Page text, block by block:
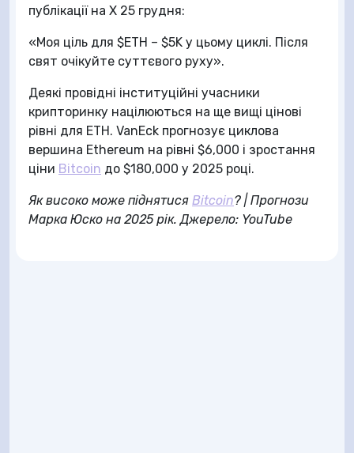
публікації на X 25 грудня:
«Моя ціль для $ETH – $5K у цьому циклі. Після
свят очікуйте суттєвого руху».
Деякі провідні інституційні учасники
крипторинку націлюються на ще вищі цінові
рівні для ETH. VanEck прогнозує циклова
вершина Ethereum на рівні $6,000 і зростання
ціни Bitcoin до $180,000 у 2025 році.
Як високо може піднятися Bitcoin? | Прогнози
Марка Юско на 2025 рік. Джерело: YouTube